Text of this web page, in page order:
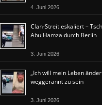
4. Juni 2026
Clan-Streit eskaliert –
Abu Hamza durch Berlin
3. Juni 2026
„Ich will mein Leben
weggerannt zu sein
3. Juni 2026